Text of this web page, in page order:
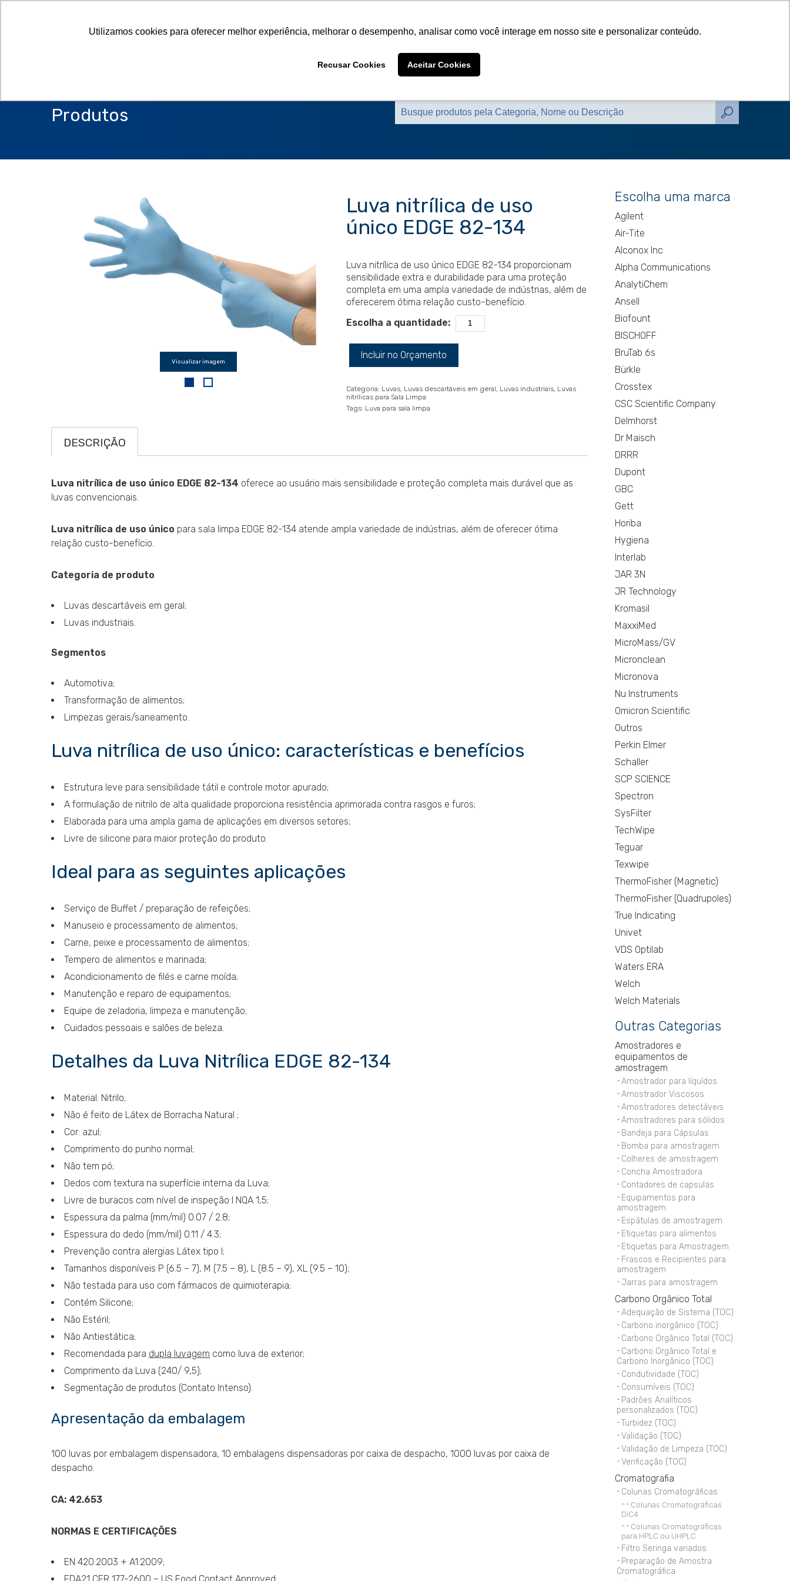
Utilizamos cookies para oferecer melhor experiência, melhorar o desempenho, analisar como você interage em nosso site e personalizar conteúdo.
Recusar Cookies Aceitar Cookies
Sobre a CMS
Produtos Marcas Representadas Catálogos Contato Blog
Produtos
Visualizar imagem
Luva nitrílica de uso
único EDGE 82-134
Luva nitrílica de uso único EDGE 82-134 proporcionam
sensibilidade extra e durabilidade para uma proteção
completa em uma ampla variedade de indústrias, além de
oferecerem ótima relação custo-benefício.
Escolha a quantidade:
Incluir no Orçamento
Categoria: Luvas Luvas descartáveis em geral Luvas industriais Luvas
nitrílicas para Sala Limpa
Tags: Luva para sala limpa
DESCRIÇÃO
Luva nitrílica de uso único EDGE 82-134 oferece ao usuário mais sensibilidade e proteção completa mais durável que as
luvas convencionais.
Luva nitrílica de uso único para sala limpa EDGE 82-134 atende ampla variedade de indústrias, além de oferecer ótima
relação custo-benefício.
Categoria de produto
Luvas descartáveis em geral;
Luvas industriais.
Segmentos
Automotiva;
Transformação de alimentos;
Limpezas gerais/saneamento.
Luva nitrílica de uso único: características e benefícios
Estrutura leve para sensibilidade tátil e controle motor apurado;
A formulação de nitrilo de alta qualidade proporciona resistência aprimorada contra rasgos e furos;
Elaborada para uma ampla gama de aplicações em diversos setores;
Livre de silicone para maior proteção do produto.
Ideal para as seguintes aplicações
Serviço de Buffet / preparação de refeições;
Manuseio e processamento de alimentos;
Carne, peixe e processamento de alimentos;
Tempero de alimentos e marinada;
Acondicionamento de filés e carne moída;
Manutenção e reparo de equipamentos;
Equipe de zeladoria, limpeza e manutenção;
Cuidados pessoais e salões de beleza.
Detalhes da Luva Nitrílica EDGE 82-134
Material: Nitrilo;
Não é feito de Látex de Borracha Natural ;
Cor: azul;
Comprimento do punho normal;
Não tem pó;
Dedos com textura na superfície interna da Luva;
Livre de buracos com nível de inspeção I NQA 1,5;
Espessura da palma (mm/mil) 0.07 / 2.8;
Espessura do dedo (mm/mil) 0.11 / 4.3;
Prevenção contra alergias Látex tipo I;
Tamanhos disponíveis P (6.5 – 7), M (7.5 – 8), L (8.5 – 9), XL (9.5 – 10);
Não testada para uso com fármacos de quimioterapia;
Contém Silicone;
Não Estéril;
Não Antiestática;
Recomendada para dupla luvagem como luva de exterior;
Comprimento da Luva (240/ 9,5);
Segmentação de produtos (Contato Intenso).
Apresentação da embalagem
100 luvas por embalagem dispensadora, 10 embalagens dispensadoras por caixa de despacho, 1000 luvas por caixa de
despacho.
CA: 42.653
NORMAS E CERTIFICAÇÕES
EN 420:2003 + A1:2009;
Escolha uma marca
Agilent
Air-Tite
Alconox Inc
Alpha Communications
AnalytiChem
Ansell
Biofount
BISCHOFF
BruTab 6s
Bürkle
Crosstex
CSC Scientific Company
Delmhorst
Dr Maisch
DRRR
Dupont
GBC
Gett
Horiba
Hygiena
Interlab
JAR 3N
JR Technology
Kromasil
MaxxiMed
MicroMass/GV
Micronclean
Micronova
Nu Instruments
Omicron Scientific
Outros
Perkin Elmer
Schaller
SCP SCIENCE
Spectron
SysFilter
TechWipe
Teguar
Texwipe
ThermoFisher (Magnetic)
ThermoFisher (Quadrupoles)
True Indicating
Univet
VDS Optilab
Waters ERA
Welch
Welch Materials
Outras Categorias
Amostradores e
equipamentos de
amostragem
Amostrador para líquídos
Amostrador Viscosos
Amostradores detectáveis
Amostradores para sólidos
Bandeja para Cápsulas
Bomba para amostragem
Colheres de amostragem
Concha Amostradora
Contadores de capsulas
Equipamentos para
amostragem
Espátulas de amostragem
Etiquetas para alimentos
Etiquetas para Amostragem
Frascos e Recipientes para
amostragem
Jarras para amostragem
Carbono Orgânico Total
Adequação de Sistema (TOC)
Carbono inorgânico (TOC)
Carbono Orgânico Total (TOC)
Carbono Orgânico Total e
Carbono Inorgânico (TOC)
Condutividade (TOC)
Consumíveis (TOC)
Padrões Analíticos
personalizados (TOC)
Turbidez (TOC)
Validação (TOC)
Validação de Limpeza (TOC)
Verificação (TOC)
Cromatografia
Colunas Cromatográficas
Colunas Cromatográficas
DiC4
Colunas Cromatográficas
para HPLC ou UHPLC
Filtro Seringa variados
Preparação de Amostra
Cromatográfica